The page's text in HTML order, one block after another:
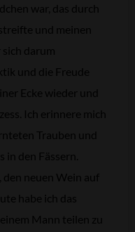
war, das durch
und meinen
darum
und die Freude
Ecke wieder und
Ich erinnere mich
Trauben und
den Fässern.
den neuen Wein auf
habe ich das
Mann teilen zu